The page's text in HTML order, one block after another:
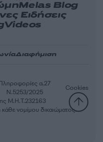
Melas Blog
Ειδήσεις
Videos
Διαφήμιση
Μ.Η.Τ.232163
α.27
Ν.5253/2025
Cookies
νομίμου δικαιώματος.